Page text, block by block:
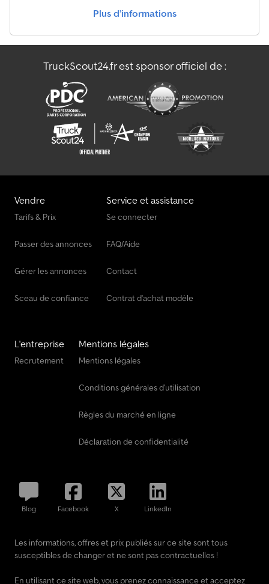
Camion De Ferraille
Engins Forestiers
Machine De Protection Des Plantes & D'engrais
Machine De Récolte
Porte-Engins
Véhicule De Livraison
Véhicule De Manœuvre
Plus d’informations
TruckScout24.fr est sponsor officiel de :
Vendre
Tarifs & Prix
Passer des annonces
Gérer les annonces
Sceau de confiance
Service et assistance
Se connecter
FAQ/Aide
Contact
Contrat d'achat modèle
L'entreprise
Recrutement
Mentions légales
Mentions légales
Conditions générales d'utilisation
Règles du marché en ligne
Déclaration de confidentialité
Blog Facebook X LinkedIn
Les informations, offres et prix publiés sur ce site sont tous
susceptibles de changer et ne sont pas contractuelles !
En utilisant ce site web, vous prenez connaissance et acceptez